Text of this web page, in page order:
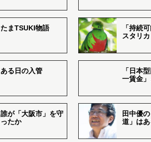
たまTSUKI物語
「持続
スタリカ
ある日の入管
「日本
一賃金
誰が「大阪市」を守
ったか
田中優
道」は